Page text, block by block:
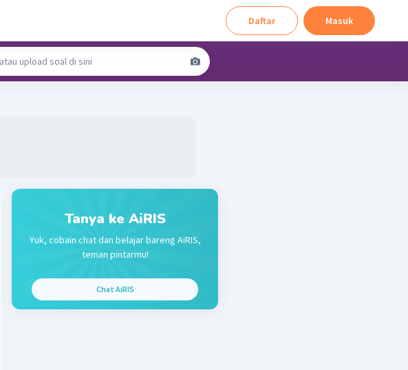
Daftar Masuk
Tanya ke AiRIS
Yuk, cobain chat dan belajar bareng AiRIS,
teman pintarmu!
Chat AiRIS